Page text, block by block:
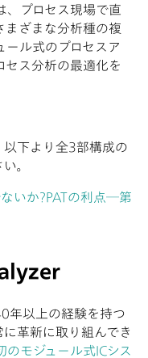
、プロセス現場で直
まざまな分析種の複
ール式のプロセスア
セス分析の最適化を
以下より全3部構成の
。
いか?PATの利点―第
年以上の経験を持つ
革新に取り組んでき
モジュール式ICシス